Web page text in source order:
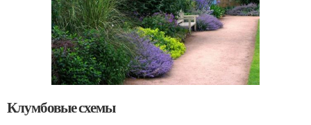
Клумбовые схемы